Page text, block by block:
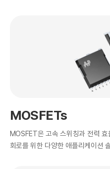
MOSFETs
MOSFET은 고속 스위칭과 전력
회로를 위한 다양한 애플리케이션